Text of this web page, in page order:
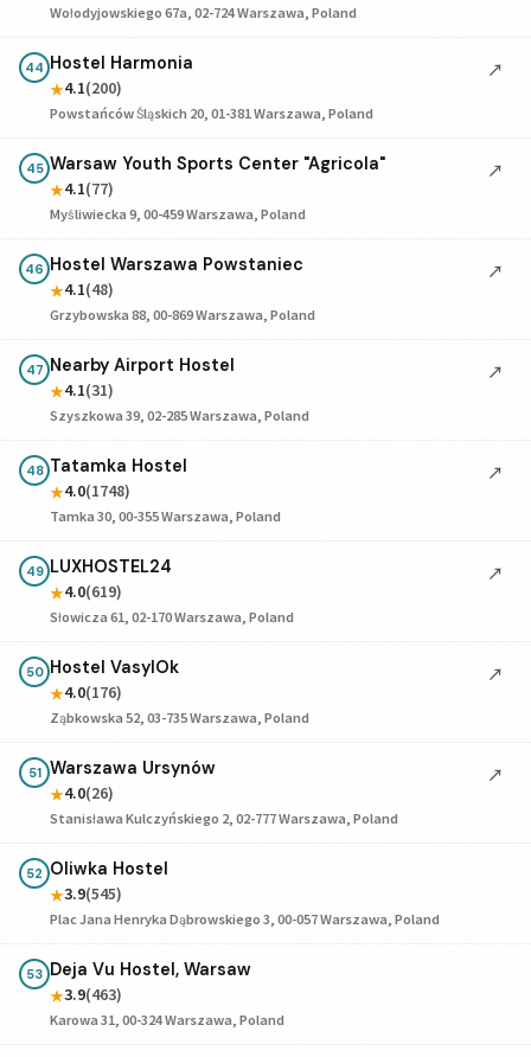
Wołodyjowskiego 67a, 02-724 Warszawa, Poland
44 Hostel Harmonia
★4.1(200)
Powstańców Śląskich 20, 01-381 Warszawa, Poland
↗
45 Warsaw Youth Sports Center "Agricola"
★4.1(77)
Myśliwiecka 9, 00-459 Warszawa, Poland
↗
46 Hostel Warszawa Powstaniec
★4.1(48)
Grzybowska 88, 00-869 Warszawa, Poland
↗
47 Nearby Airport Hostel
★4.1(31)
Szyszkowa 39, 02-285 Warszawa, Poland
↗
48 Tatamka Hostel
★4.0(1748)
Tamka 30, 00-355 Warszawa, Poland
↗
49 LUXHOSTEL24
★4.0(619)
Słowicza 61, 02-170 Warszawa, Poland
↗
50 Hostel VasylOk
★4.0(176)
Ząbkowska 52, 03-735 Warszawa, Poland
↗
51 Warszawa Ursynów
★4.0(26)
Stanisława Kulczyńskiego 2, 02-777 Warszawa, Poland
↗
52 Oliwka Hostel
★3.9(545)
Plac Jana Henryka Dąbrowskiego 3, 00-057 Warszawa, Poland
53 Deja Vu Hostel, Warsaw
★3.9(463)
Karowa 31, 00-324 Warszawa, Poland